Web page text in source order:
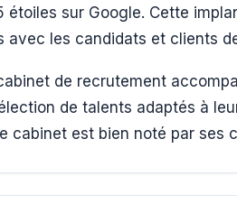
étoiles sur Google. Cette
avec les candidats et clients
de recrutement
de talents adaptés à
cabinet est bien noté par ses